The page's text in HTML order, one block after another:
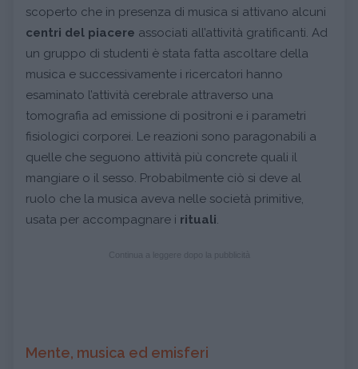
scoperto che in presenza di musica si attivano alcuni
centri del piacere associati all’attività gratificanti. Ad
un gruppo di studenti è stata fatta ascoltare della
musica e successivamente i ricercatori hanno
esaminato l’attività cerebrale attraverso una
tomografia ad emissione di positroni e i parametri
fisiologici corporei. Le reazioni sono paragonabili a
quelle che seguono attività più concrete quali il
mangiare o il sesso. Probabilmente ciò si deve al
ruolo che la musica aveva nelle società primitive,
usata per accompagnare i rituali.
Mente, musica ed emisferi